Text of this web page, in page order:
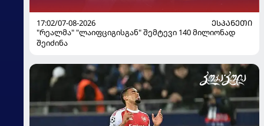
17:02/07-08-2026
ᲔᲡᲞᲐᲜᲔᲗᲘ
"რეალმა" "ლაიფციგისგან" შემტევი 140 მილიონად
შეიძინა